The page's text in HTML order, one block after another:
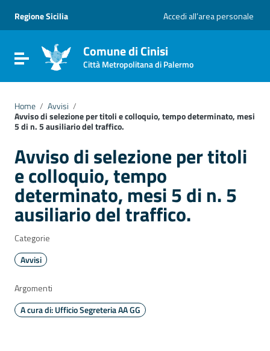
Vai al menu di navigazione
Vai al footer
Regione Sicilia Accedi all’area personale
Attiva / disattiva la navigazione
Comune di Cinisi
Città Metropolitana di Palermo
Home / Avvisi /
Avviso di selezione per titoli e colloquio, tempo determinato, mesi
5 di n. 5 ausiliario del traffico.
Avviso di selezione per titoli
e colloquio, tempo
determinato, mesi 5 di n. 5
ausiliario del traffico.
Categorie
Avvisi
Argomenti
A cura di: Ufficio Segreteria AA GG